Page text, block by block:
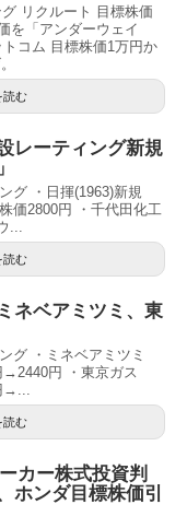
リクルート 目標株価
を「アンダーウェイ
コム 目標株価1万円か
読む
レーティング新規
グ ・日揮(1963)新規
価2800円 ・千代田化工
...
読む
ネベアミツミ、東
グ ・ミネベアミツミ
→2440円 ・東京ガス
→...
読む
カー株式投資判
ホンダ目標株価引